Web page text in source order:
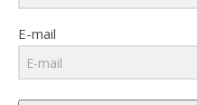
E-mail